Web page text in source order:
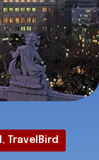
, TravelBird